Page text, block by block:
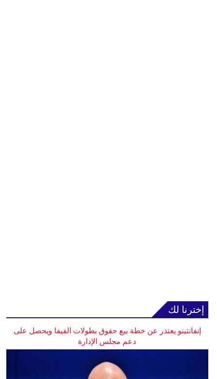
إخترنا لك
إنفانتينو يعتذر عن خطة بيع حقوق بطولات الفيفا ويحصل على
دعم مجلس الإدارة